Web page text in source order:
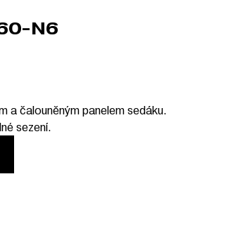
N6
a čalouněným panelem sedáku.
sezení.